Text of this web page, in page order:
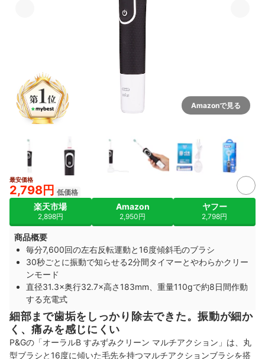
Amazonで見る
最安価格
2,798円 低価格
楽天市場
2,898円
Amazon
2,950円
ヤフー
2,798円
商品概要
毎分7,600回の左右反転運動と16度傾斜毛のブラシ
30秒ごとに振動で知らせる2分間タイマーとやわらかクリー
ンモード
直径31.3×奥行32.7×高さ183mm、重量110gで約8日間作動
する充電式
細部まで歯垢をしっかり除去できた。振動が細か
く、痛みを感じにくい
P&Gの「オーラルB すみずみクリーン マルチアクション」は、丸
型ブラシと16度に傾いた毛先を持つマルチアクションブラシを搭